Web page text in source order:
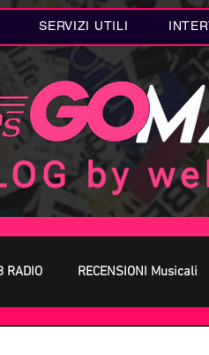
SERVIZI UTILI
RADIO RECENSIONI Musicali